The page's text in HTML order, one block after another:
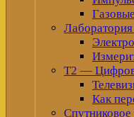
Т2 —
Как
Спутниковое